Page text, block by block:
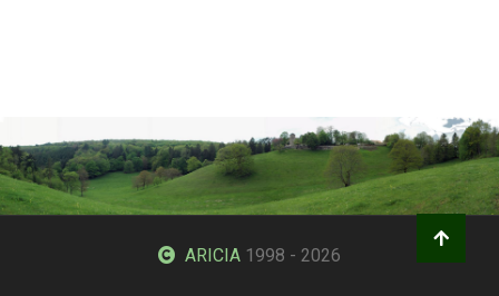
ARICIA 1998 - 2026